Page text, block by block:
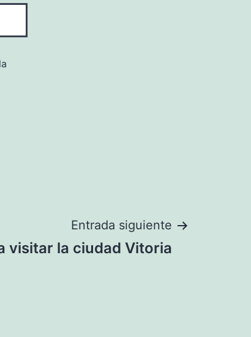
Entrada siguiente
visitar la ciudad Vitoria